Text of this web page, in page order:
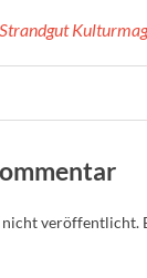
nicht veröffentlicht.